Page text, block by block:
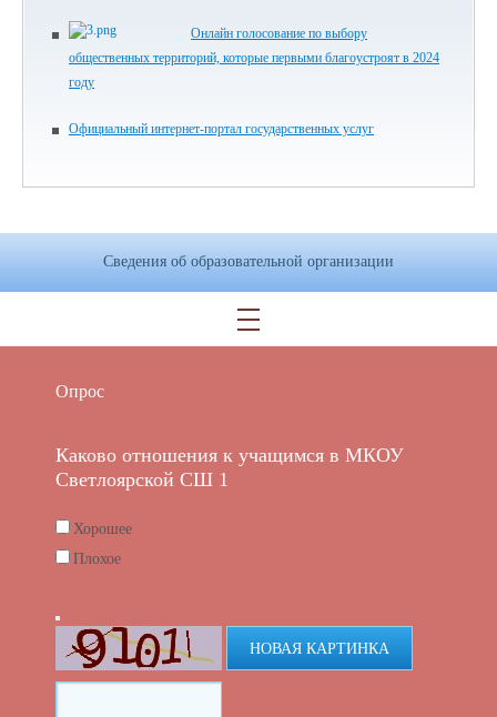
Онлайн голосование по выбору
общественных территорий, которые первыми благоустроят в 2024
году
Официальный интернет-портал государственных услуг
Сведения об образовательной организации
Опрос
Каково отношения к учащимся в МКОУ
Светлоярской СШ 1
Хорошее
Плохое
НОВАЯ КАРТИНКА